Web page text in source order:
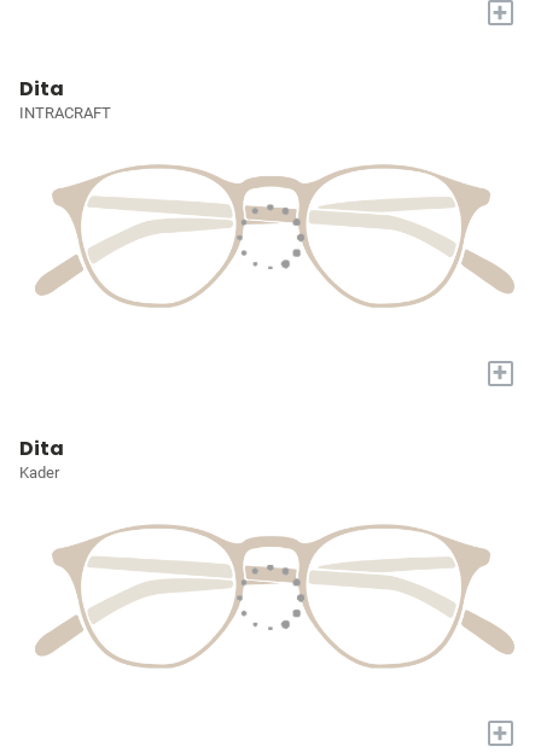
+
Dita
INTRACRAFT
+
Dita
Kader
+